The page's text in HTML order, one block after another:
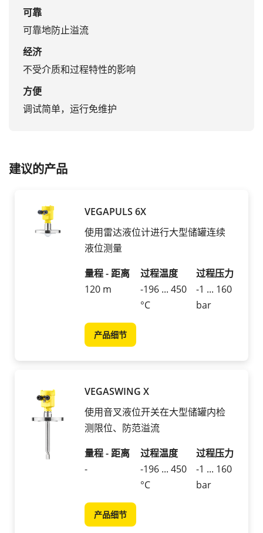
可靠
可靠地防止溢流
经济
不受介质和过程特性的影响
方便
调试简单，运行免维护
建议的产品
VEGAPULS 6X
使用雷达液位计进行大型储罐连续
液位测量
量程 - 距离
120 m
过程温度
-196 ... 450
°C
过程压力
-1 ... 160
bar
产品细节
VEGASWING X
使用音叉液位开关在大型储罐内检
测限位、防范溢流
量程 - 距离
-
过程温度
-196 ... 450
°C
过程压力
-1 ... 160
bar
产品细节